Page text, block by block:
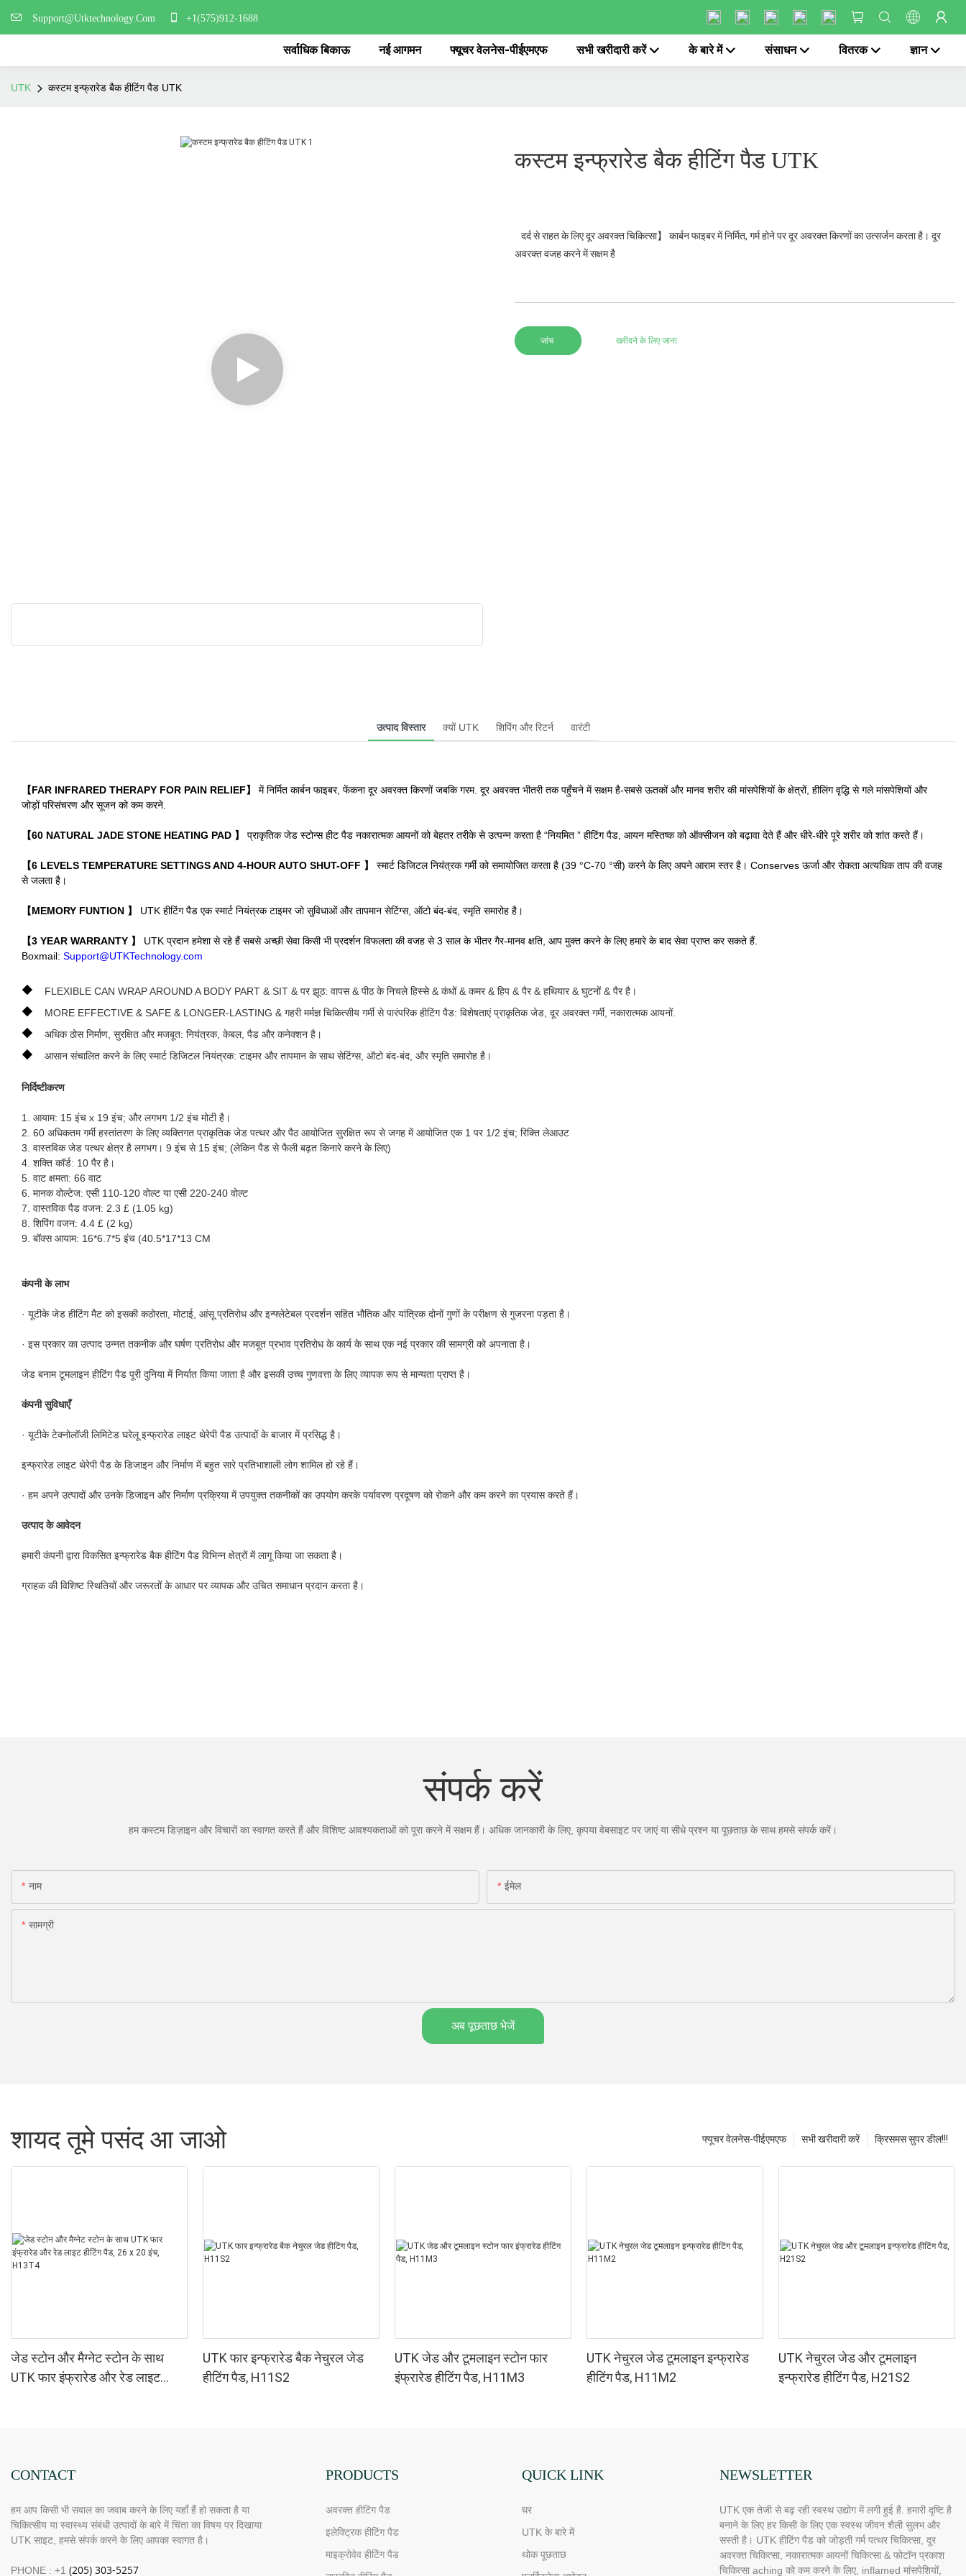
Support@Utktechnology.Com +1(575)912-1688
सर्वाधिक बिकाऊ नई आगमन फ्यूचर वेलनेस-पीईएमएफ सभी खरीदारी करें के बारे में संसाधन वितरक ज्ञान
UTK कस्टम इन्फ्रारेड बैक हीटिंग पैड UTK
कस्टम इन्फ्रारेड बैक हीटिंग पैड UTK
दर्द से राहत के लिए दूर अवरक्त चिकित्सा】 कार्बन फाइबर में निर्मित, गर्म होने पर दूर अवरक्त किरणों का उत्सर्जन करता है। दूर
अवरक्त वजह करने में सक्षम है
जांच खरीदने के लिए जाना
उत्पाद विस्तार क्यों UTK शिपिंग और रिटर्न वारंटी
【FAR INFRARED THERAPY FOR PAIN RELIEF】 में निर्मित कार्बन फाइबर, फेंकना दूर अवरक्त किरणों जबकि गरम. दूर अवरक्त भीतरी तक पहुँचने में सक्षम है-सबसे ऊतकों और मानव शरीर की मांसपेशियों के क्षेत्रों, हीलिंग वृद्धि से गले मांसपेशियों और
जोड़ों परिसंचरण और सूजन को कम करने.
【60 NATURAL JADE STONE HEATING PAD 】 प्राकृतिक जेड स्टोन्स हीट पैड नकारात्मक आयनों को बेहतर तरीके से उत्पन्न करता है “नियमित ” हीटिंग पैड, आयन मस्तिष्क को ऑक्सीजन को बढ़ावा देते हैं और धीरे-धीरे पूरे शरीर को शांत करते हैं।
【6 LEVELS TEMPERATURE SETTINGS AND 4-HOUR AUTO SHUT-OFF 】 स्मार्ट डिजिटल नियंत्रक गर्मी को समायोजित करता है (39 °C-70 °सी) करने के लिए अपने आराम स्तर है। Conserves ऊर्जा और रोकता अत्यधिक ताप की वजह
से जलता है।
【MEMORY FUNTION 】 UTK हीटिंग पैड एक स्मार्ट नियंत्रक टाइमर जो सुविधाओं और तापमान सेटिंग्स, ऑटो बंद-बंद, स्मृति समारोह है।
【3 YEAR WARRANTY 】 UTK प्रदान हमेशा से रहे हैं सबसे अच्छी सेवा किसी भी प्रदर्शन विफलता की वजह से 3 साल के भीतर गैर-मानव क्षति, आप मुक्त करने के लिए हमारे के बाद सेवा प्राप्त कर सकते हैं.
Boxmail: Support@UTKTechnology.com
◆ FLEXIBLE CAN WRAP AROUND A BODY PART & SIT & पर झूठ: वापस & पीठ के निचले हिस्से & कंधों & कमर & हिप & पैर & हथियार & घुटनों & पैर है।
◆ MORE EFFECTIVE & SAFE & LONGER-LASTING & गहरी मर्मज्ञ चिकित्सीय गर्मी से पारंपरिक हीटिंग पैड: विशेषताएं प्राकृतिक जेड, दूर अवरक्त गर्मी, नकारात्मक आयनों.
◆ अधिक ठोस निर्माण, सुरक्षित और मजबूत: नियंत्रक, केबल, पैड और कनेक्शन है।
◆ आसान संचालित करने के लिए स्मार्ट डिजिटल नियंत्रक: टाइमर और तापमान के साथ सेटिंग्स, ऑटो बंद-बंद, और स्मृति समारोह है।
निर्दिष्टीकरण
1. आयाम: 15 इंच x 19 इंच; और लगभग 1/2 इंच मोटी है।
2. 60 अधिकतम गर्मी हस्तांतरण के लिए व्यक्तिगत प्राकृतिक जेड पत्थर और पैठ आयोजित सुरक्षित रूप से जगह में आयोजित एक 1 पर 1/2 इंच; रिक्ति लेआउट
3. वास्तविक जेड पत्थर क्षेत्र है लगभग। 9 इंच से 15 इंच; (लेकिन पैड से फैली बढ़त किनारे करने के लिए)
4. शक्ति कॉर्ड: 10 पैर है।
5. वाट क्षमता: 66 वाट
6. मानक वोल्टेज: एसी 110-120 वोल्ट या एसी 220-240 वोल्ट
7. वास्तविक पैड वजन: 2.3 £ (1.05 kg)
8. शिपिंग वजन: 4.4 £ (2 kg)
9. बॉक्स आयाम: 16*6.7*5 इंच (40.5*17*13 CM
कंपनी के लाभ
· यूटीके जेड हीटिंग मैट को इसकी कठोरता, मोटाई, आंसू प्रतिरोध और इन्फ्लेटेबल प्रदर्शन सहित भौतिक और यांत्रिक दोनों गुणों के परीक्षण से गुजरना पड़ता है।
· इस प्रकार का उत्पाद उन्नत तकनीक और घर्षण प्रतिरोध और मजबूत प्रभाव प्रतिरोध के कार्य के साथ एक नई प्रकार की सामग्री को अपनाता है।
जेड बनाम टूमलाइन हीटिंग पैड पूरी दुनिया में निर्यात किया जाता है और इसकी उच्च गुणवत्ता के लिए व्यापक रूप से मान्यता प्राप्त है।
कंपनी सुविधाएँ
· यूटीके टेक्नोलॉजी लिमिटेड घरेलू इन्फ्रारेड लाइट थेरेपी पैड उत्पादों के बाजार में प्रसिद्ध है।
इन्फ्रारेड लाइट थेरेपी पैड के डिजाइन और निर्माण में बहुत सारे प्रतिभाशाली लोग शामिल हो रहे हैं।
· हम अपने उत्पादों और उनके डिजाइन और निर्माण प्रक्रिया में उपयुक्त तकनीकों का उपयोग करके पर्यावरण प्रदूषण को रोकने और कम करने का प्रयास करते हैं।
उत्पाद के आवेदन
हमारी कंपनी द्वारा विकसित इन्फ्रारेड बैक हीटिंग पैड विभिन्न क्षेत्रों में लागू किया जा सकता है।
ग्राहक की विशिष्ट स्थितियों और जरूरतों के आधार पर व्यापक और उचित समाधान प्रदान करता है।
संपर्क करें
हम कस्टम डिज़ाइन और विचारों का स्वागत करते हैं और विशिष्ट आवश्यकताओं को पूरा करने में सक्षम हैं। अधिक जानकारी के लिए, कृपया वेबसाइट पर जाएं या सीधे प्रश्न या पूछताछ के साथ हमसे संपर्क करें।
नाम ईमेल
सामग्री
अब पूछताछ भेजें
शायद तूमे पसंद आ जाओ क्रिसमस सुपर डील!!!
सभी खरीदारी करें
फ्यूचर वेलनेस-पीईएमएफ
जेड स्टोन और मैग्नेट स्टोन के साथ
UTK फार इंफ्रारेड और रेड लाइट
UTK फार इन्फ्रारेड बैक नेचुरल जेड
हीटिंग पैड, H11S2
UTK जेड और टूमलाइन स्टोन फार
इंफ्रारेड हीटिंग पैड, H11M3
UTK नेचुरल जेड टूमलाइन इन्फ्रारेड
हीटिंग पैड, H11M2
UTK नेचुरल जेड और टूमलाइन
इन्फ्रारेड हीटिंग पैड, H21S2
CONTACT
हम आप किसी भी सवाल का जवाब करने के लिए यहाँ हैं हो सकता है या
चिकित्सीय या स्वास्थ्य संबंधी उत्पादों के बारे में चिंता का विषय पर दिखाया
UTK साइट, हमसे संपर्क करने के लिए आपका स्वागत है।
PHONE : +1
PRODUCTS
अवरक्त हीटिंग पैड
इलेक्ट्रिक हीटिंग पैड
माइक्रोवेव हीटिंग पैड
QUICK LINK
घर
UTK के बारे में
थोक पूछताछ
NEWSLETTER
UTK एक तेजी से बढ़ रही स्वस्थ उद्योग में लगी हुई है. हमारी दृष्टि है
बनाने के लिए हर किसी के लिए एक स्वस्थ जीवन शैली सुलभ और
सस्ती है। UTK हीटिंग पैड को जोड़ती गर्म पत्थर चिकित्सा, दूर
अवरक्त चिकित्सा, नकारात्मक आयनों चिकित्सा & फोटॉन प्रकाश
चिकित्सा aching को कम करने के लिए, inflamed मांसपेशियों,